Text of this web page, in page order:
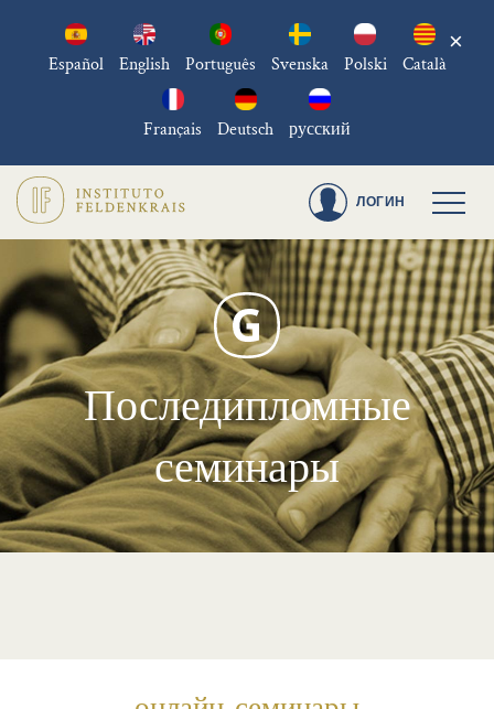
Español English Português Svenska Polski Català
Français Deutsch русский
×
ЛОГИН
Последипломные
семинары